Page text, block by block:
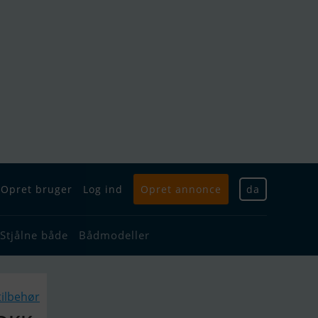
Opret bruger Log ind Opret annonce da
Stjålne både Bådmodeller